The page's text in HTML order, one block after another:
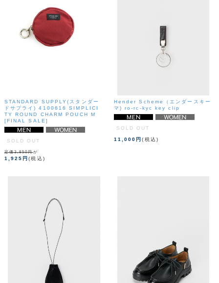
STANDARD SUPPLY(スタンダー
ドサプライ) 4100616 SIMPLICI
TY ROUND CHARM POUCH M
[FINAL SALE]
SOLD OUT
定価3,850円が
1,925円(税込)
Hender Scheme（エンダースキー
マ) ro-rc-kyc key clip
SOLD OUT
11,000円(税込)